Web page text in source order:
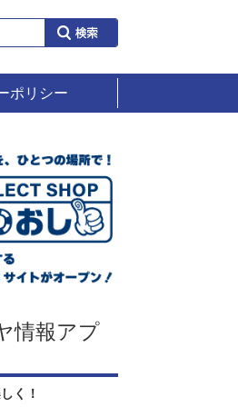
ポリシー
情報アプ
く！